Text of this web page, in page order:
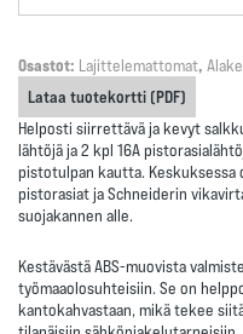
Helposti siirrettävä ja kevyt
lähtöjäja2 kpl 16A
pistotulpan kautta.
pistorasiatjaSchneiderin
suojakannen alle.
KestävästäABS-muovista
työmaaolosuhteisiin. Se on
kantokahvastaan, mikä tekee
Osastot: Lajittelemattomat,
Lataa tuotekortti (PDF)